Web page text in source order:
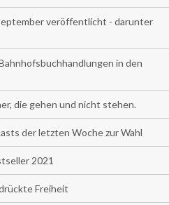
veröffentlicht - darunter
in den
die gehen und nicht stehen.
der letzten Woche zur Wahl
2021
Freiheit